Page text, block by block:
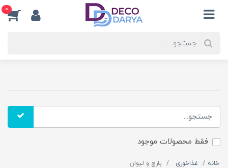
0
فقط محصولات موجود
خانه غذاخوری پارچ و لیوان